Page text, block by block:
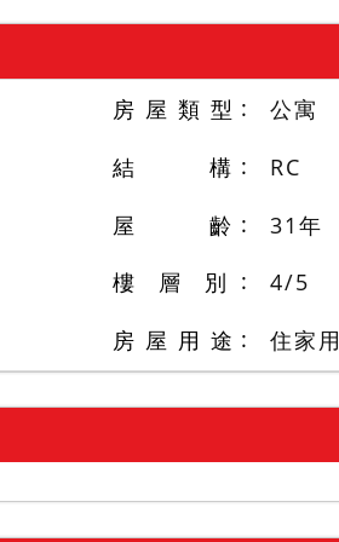
房 屋 類 型
公寓
結 構
RC
屋 齡
31 年
樓 層 別
4/5
房 屋 用 途
住家